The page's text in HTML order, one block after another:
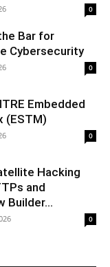
0
Bar for
Cybersecurity
0
Embedded
(ESTM)
0
Hacking
and
Builder...
0